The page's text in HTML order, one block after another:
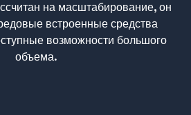
на масштабирование, он
встроенные средства
возможности большого
объема.